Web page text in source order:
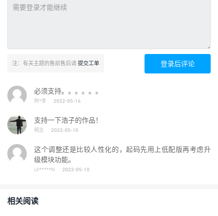
登录后评论
注：有关主题的售前售后请 提交工单
必须支持。。。。。。
阿*李 2022-05-16
支持一下浩子的作品！
明志 2022-05-10
这个调整还是比较人性化的，起码先用上低配版再考虑升
级模块功能。
UI*****N 2022-05-10
相关阅读